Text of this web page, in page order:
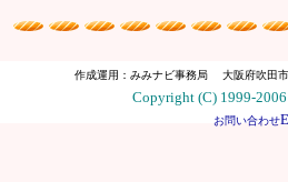
作成運用：みみナビ事務局 大阪府吹田
Copyright (C) 1999-
お問い合わせ